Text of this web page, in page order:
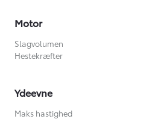
Motor
Slagvolumen
Hestekræfter
Ydeevne
Maks hastighed